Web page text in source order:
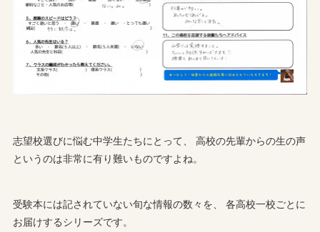
志望校選びに悩む中学生たちにとって、 高校の先輩からの生の声
というのは非常に有り難いものですよね。
受験本には記されていない旬な情報の数々を、 各高校一校ごとに
お届けするシリーズです。